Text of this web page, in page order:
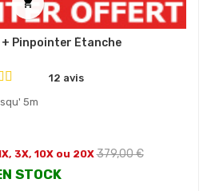

+ Pinpointer Étanche
12 avis
5m
3X, 10X ou 20X Prix
379,00 €
STOCK